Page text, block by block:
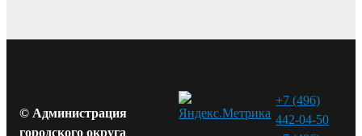
© Администрация
городского округа
+7 (496)
442-04-50